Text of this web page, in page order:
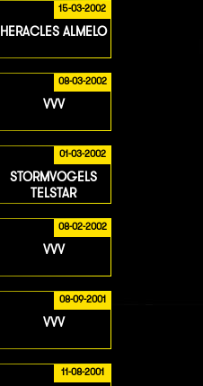
15-03-2002
HERACLES ALMELO
08-03-2002
VVV
01-03-2002
STORMVOGELS
TELSTAR
08-02-2002
VVV
08-09-2001
VVV
11-08-2001